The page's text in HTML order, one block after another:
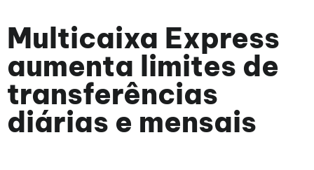
Multicaixa Express
aumenta limites de
transferências
diárias e mensais